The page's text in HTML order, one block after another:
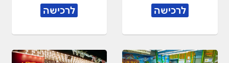
לרכישה לרכישה